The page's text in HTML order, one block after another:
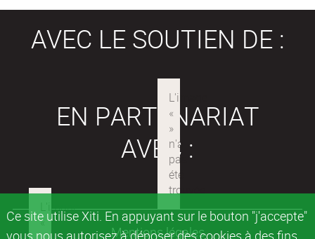
Ce site utilise Xiti. En appuyant sur le bouton "j'accepte"
vous nous autorisez à déposer des cookies à des fins
AVEC LE SOUTIEN DE :
EN PARTENARIAT
AVEC :
Mentions légales